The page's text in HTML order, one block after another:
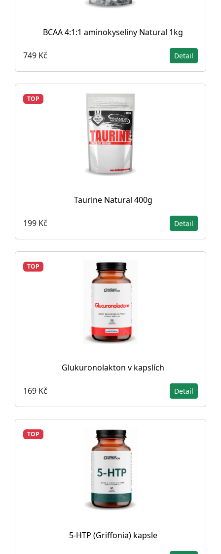
BCAA 4:1:1 aminokyseliny Natural 1kg
749 Kč Detail
TOP
Taurine Natural 400g
199 Kč Detail
TOP
Glukuronolakton v kapslích
169 Kč Detail
TOP
5-HTP (Griffonia) kapsle